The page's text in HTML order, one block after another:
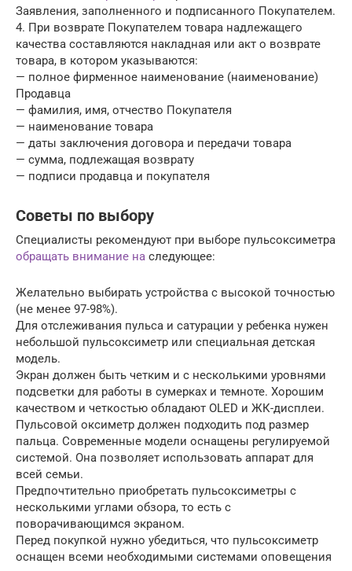
Заявления, заполненного и подписанного Покупателем.
4. При возврате Покупателем товара надлежащего
качества составляются накладная или акт о возврате
товара, в котором указываются:
— полное фирменное наименование (наименование)
Продавца
— фамилия, имя, отчество Покупателя
— наименование товара
— даты заключения договора и передачи товара
— сумма, подлежащая возврату
— подписи продавца и покупателя
Советы по выбору
Специалисты рекомендуют при выборе пульсоксиметра
обращать внимание на следующее:
Желательно выбирать устройства с высокой точностью
(не менее 97-98%).
Для отслеживания пульса и сатурации у ребенка нужен
небольшой пульсоксиметр или специальная детская
модель.
Экран должен быть четким и с несколькими уровнями
подсветки для работы в сумерках и темноте. Хорошим
качеством и четкостью обладают OLED и ЖК-дисплеи.
Пульсовой оксиметр должен подходить под размер
пальца. Современные модели оснащены регулируемой
системой. Она позволяет использовать аппарат для
всей семьи.
Предпочтительно приобретать пульсоксиметры с
несколькими углами обзора, то есть с
поворачивающимся экраном.
Перед покупкой нужно убедиться, что пульсоксиметр
оснащен всеми необходимыми системами оповещения